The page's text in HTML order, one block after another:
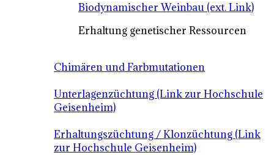
Biodynamischer Weinbau (ext. Link)
Erhaltung genetischer Ressourcen
Chimären und Farbmutationen
Unterlagenzüchtung (Link zur Hochschule
Geisenheim)
Erhaltungszüchtung / Klonzüchtung (Link
zur Hochschule Geisenheim)